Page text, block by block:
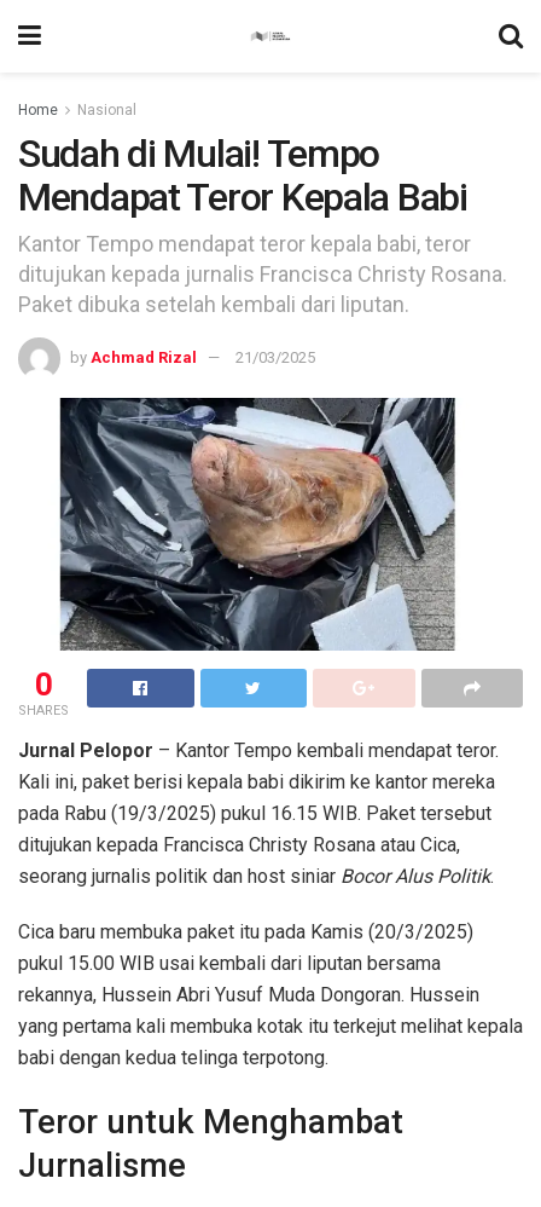
Home Nasional
Sudah di Mulai! Tempo
Mendapat Teror Kepala Babi
Kantor Tempo mendapat teror kepala babi, teror
ditujukan kepada jurnalis Francisca Christy Rosana.
Paket dibuka setelah kembali dari liputan.
by Achmad Rizal 21/03/2025
0
SHARES
Jurnal Pelopor – Kantor Tempo kembali mendapat teror.
Kali ini, paket berisi kepala babi dikirim ke kantor mereka
pada Rabu (19/3/2025) pukul 16.15 WIB. Paket tersebut
ditujukan kepada Francisca Christy Rosana atau Cica,
seorang jurnalis politik dan host siniar Bocor Alus Politik.
Cica baru membuka paket itu pada Kamis (20/3/2025)
pukul 15.00 WIB usai kembali dari liputan bersama
rekannya, Hussein Abri Yusuf Muda Dongoran. Hussein
yang pertama kali membuka kotak itu terkejut melihat kepala
babi dengan kedua telinga terpotong.
Teror untuk Menghambat
Jurnalisme